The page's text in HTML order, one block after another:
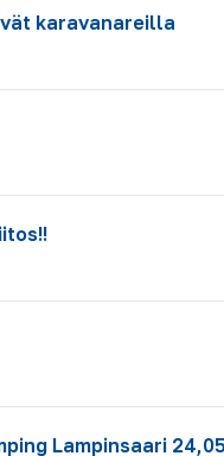
karavanareilla
Lampinsaari